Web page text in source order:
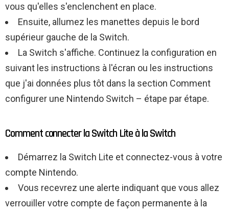
vous qu'elles s'enclenchent en place.
Ensuite, allumez les manettes depuis le bord
supérieur gauche de la Switch.
La Switch s'affiche. Continuez la configuration en
suivant les instructions à l'écran ou les instructions
que j'ai données plus tôt dans la section Comment
configurer une Nintendo Switch – étape par étape.
Comment connecter la Switch Lite à la Switch
Démarrez la Switch Lite et connectez-vous à votre
compte Nintendo.
Vous recevrez une alerte indiquant que vous allez
verrouiller votre compte de façon permanente à la